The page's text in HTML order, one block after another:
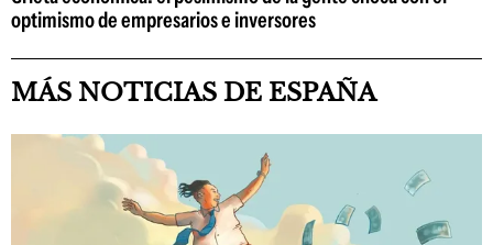
optimismo de empresarios e inversores
MÁS NOTICIAS DE ESPAÑA